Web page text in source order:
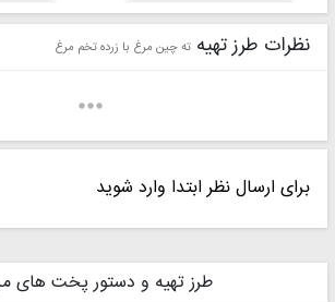
زینب
نظرات طرز تهیه ته چین مرغ با زرده تخم مرغ
برای ارسال نظر ابتدا وارد شوید
طرز تهیه و دستور پخت های